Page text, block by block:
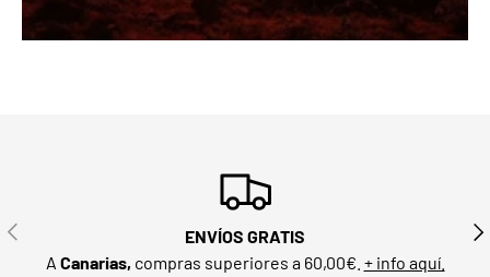
ANTERIOR
ENVÍOS GRATIS
A Canarias, compras superiores a 60,00€. + info aquí.